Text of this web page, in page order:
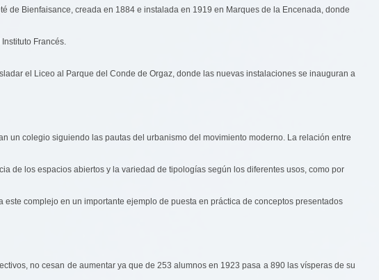
de Bienfaisance, creada en 1884 e instalada en 1919 en Marques de la Encenada, donde
Francés.
el Liceo al Parque del Conde de Orgaz, donde las nuevas instalaciones se inauguran a
un colegio siguiendo las pautas del urbanismo del movimiento moderno. La relación entre
de los espacios abiertos y la variedad de tipologías según los diferentes usos, como por
complejo en un importante ejemplo de puesta en práctica de conceptos presentados
no cesan de aumentar ya que de 253 alumnos en 1923 pasa a 890 las vísperas de su